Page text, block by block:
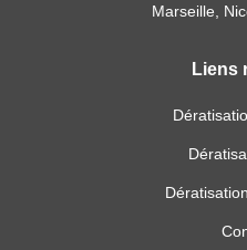
Marseille,
Liens